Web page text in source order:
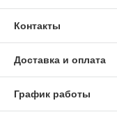
Контакты
Доставка и оплата
График работы